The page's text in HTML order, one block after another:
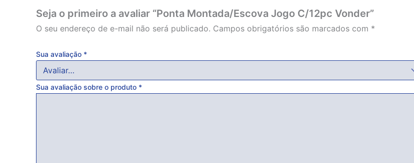
Seja o primeiro a avaliar “Ponta Montada/Escova Jogo C/12pc Vonder”
O seu endereço de e-mail não será publicado. Campos obrigatórios são marcados com *
Sua avaliação *
Sua avaliação sobre o produto *